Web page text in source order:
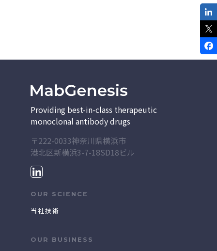
Providing best-in-class therapeutic
monoclonal antibody drugs
〒222-0033神奈川県横浜市
港北区新横浜3-7-18SD18ビル
OUR SCIENCE
当社技術
OUR BUSINESS